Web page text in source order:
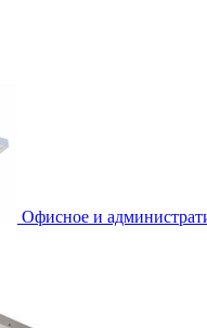
Офисное и